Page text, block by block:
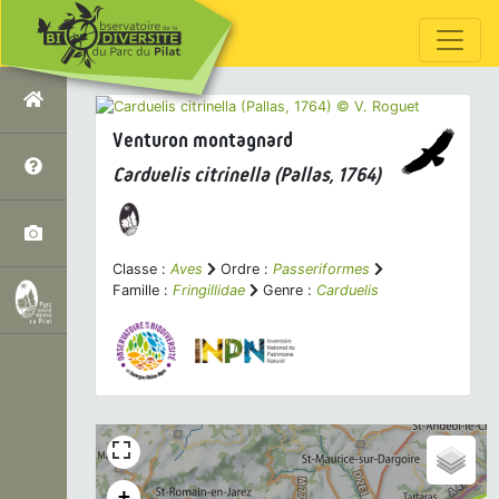
Venturon montagnard
Carduelis citrinella(Pallas, 1764)
Classe : Aves Ordre : Passeriformes
Famille : Fringillidae Genre : Carduelis